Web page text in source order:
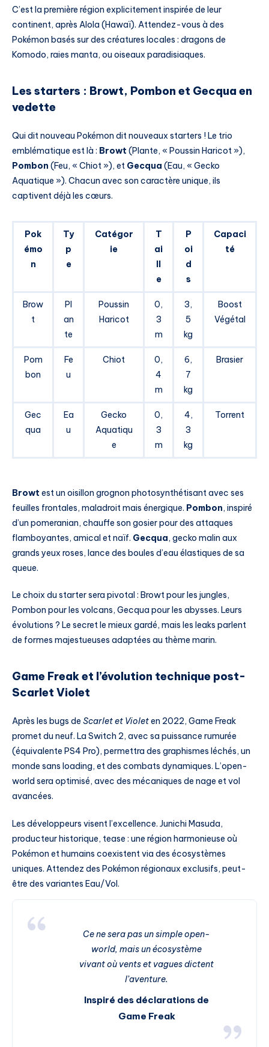
C’est la première région explicitement inspirée de leur
continent, après Alola (Hawaï). Attendez-vous à des
Pokémon basés sur des créatures locales : dragons de
Komodo, raies manta, ou oiseaux paradisiaques.
Les starters : Browt, Pombon et Gecqua en
vedette
Qui dit nouveau Pokémon dit nouveaux starters ! Le trio
emblématique est là : Browt (Plante, « Poussin Haricot »),
Pombon (Feu, « Chiot »), et Gecqua (Eau, « Gecko
Aquatique »). Chacun avec son caractère unique, ils
captivent déjà les cœurs.
Pok
émo
n
Ty
p
e
Catégor
ie
T
ai
ll
e
P
oi
d
s
Capaci
té
Brow
t
Pl
an
te
Poussin
Haricot
0,
3
m
3,
5
kg
Boost
Végétal
Pom
bon
Fe
u
Chiot
0,
4
m
6,
7
kg
Brasier
Gec
qua
Ea
u
Gecko
Aquatiqu
e
0,
3
m
4,
3
kg
Torrent
Browt est un oisillon grognon photosynthétisant avec ses
feuilles frontales, maladroit mais énergique. Pombon, inspiré
d’un pomeranian, chauffe son gosier pour des attaques
flamboyantes, amical et naïf. Gecqua, gecko malin aux
grands yeux roses, lance des boules d’eau élastiques de sa
queue.
Le choix du starter sera pivotal : Browt pour les jungles,
Pombon pour les volcans, Gecqua pour les abysses. Leurs
évolutions ? Le secret le mieux gardé, mais les leaks parlent
de formes majestueuses adaptées au thème marin.
Game Freak et l’évolution technique post-
Scarlet Violet
Après les bugs de Scarlet et Violeten 2022, Game Freak
promet du neuf. La Switch 2, avec sa puissance rumurée
(équivalente PS4 Pro), permettra des graphismes léchés, un
monde sans loading, et des combats dynamiques. L’open-
world sera optimisé, avec des mécaniques de nage et vol
avancées.
Les développeurs visent l’excellence. Junichi Masuda,
producteur historique, tease : une région harmonieuse où
Pokémon et humains coexistent via des écosystèmes
uniques. Attendez des Pokémon régionaux exclusifs, peut-
être des variantes Eau/Vol.
Ce ne sera pas un simple open-
world, mais un écosystème
vivant où vents et vagues dictent
l’aventure.
Inspiré des déclarations de
Game Freak